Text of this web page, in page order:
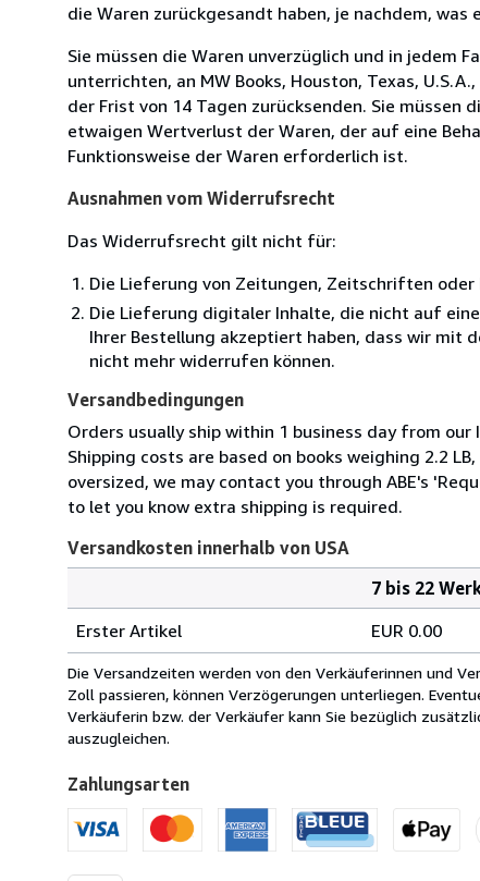
die Waren zurückgesandt haben, je nachdem, was
Sie müssen die Waren unverzüglich und in jedem
unterrichten, an MW Books, Houston, Texas,
der Frist von 14 Tagen zurücksenden. Sie
etwaigen Wertverlust der Waren, der auf eine
Funktionsweise der Waren erforderlich ist.
Ausnahmen vom Widerrufsrecht
Das Widerrufsrecht gilt nicht für:
Die Lieferung von Zeitungen, Zeitschriften
Die Lieferung digitaler Inhalte, die nicht auf
Ihrer Bestellung akzeptiert haben, dass wir mit
nicht mehr widerrufen können.
Versandbedingungen
Orders usually ship within 1 business day from our
Shipping costs are based on books weighing 2.2
oversized, we may contact you through ABE's
to let you know extra shipping is required.
Versandkosten innerhalb von USA
innerhalb
von
USA
7 bis 22
Erster Artikel
EUR 0.00
Die Versandzeiten werden von den Verkäuferinnen und
Zoll passieren, können Verzögerungen unterliegen.
Verkäuferin bzw. der Verkäufer kann Sie bezüglich
auszugleichen.
Zahlungsarten